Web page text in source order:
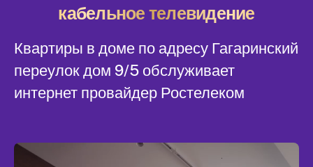
кабельное телевидение
Квартиры в доме по адресу Гагаринский
переулок дом 9/5 обслуживает
интернет провайдер Ростелеком